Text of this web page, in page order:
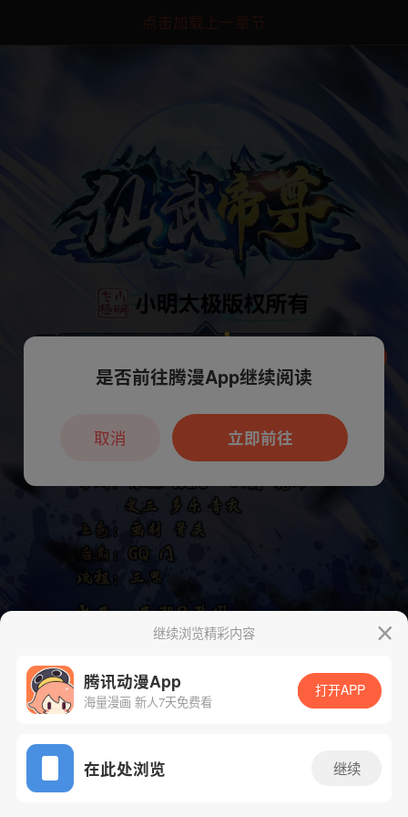
点击加载上一章节
App免费看
下一话
继续浏览精彩内容
腾讯动漫App
海量漫画 新人7天免费看
打开APP
在此处浏览 继续
本章节仅支持App阅读，可打开App新用
户7天免费看
是否前往腾漫App继续阅读
立即前往
取消